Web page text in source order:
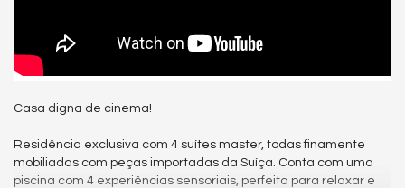
Casa digna de cinema!
Residência exclusiva com 4 suítes master, todas finamente
mobiliadas com peças importadas da Suíça. Conta com uma
piscina com 4 experiências sensoriais, perfeita para relaxar e